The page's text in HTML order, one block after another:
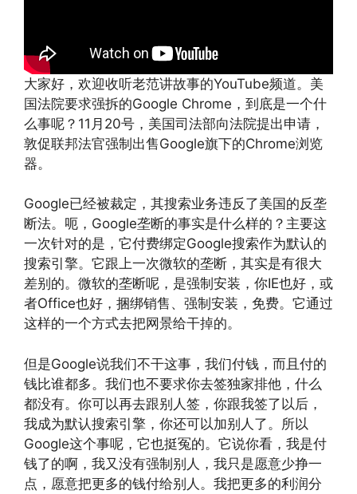
大家好，欢迎收听老范讲故事的YouTube频道。美
国法院要求强拆的Google Chrome，到底是一个什
么事呢？11月20号，美国司法部向法院提出申请，
敦促联邦法官强制出售Google旗下的Chrome浏览
器。
Google已经被裁定，其搜索业务违反了美国的反垄
断法。呃，Google垄断的事实是什么样的？主要这
一次针对的是，它付费绑定Google搜索作为默认的
搜索引擎。它跟上一次微软的垄断，其实是有很大
差别的。微软的垄断呢，是强制安装，你IE也好，或
者Office也好，捆绑销售、强制安装，免费。它通过
这样的一个方式去把网景给干掉的。
但是Google说我们不干这事，我们付钱，而且付的
钱比谁都多。我们也不要求你去签独家排他，什么
都没有。你可以再去跟别人签，你跟我签了以后，
我成为默认搜索引擎，你还可以加别人了。所以
Google这个事呢，它也挺冤的。它说你看，我是付
钱了的啊，我又没有强制别人，我只是愿意少挣一
点，愿意把更多的钱付给别人。我把更多的利润分